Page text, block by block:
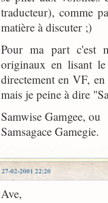
traducteur), comme
matière à discuter ;)
Pour ma part c'est
originaux en lisant
directement en VF,
mais je peine à dire
Samwise Gamgee, ou
Samsagace Gamegie.
27-02-2001 22:20
Ave,